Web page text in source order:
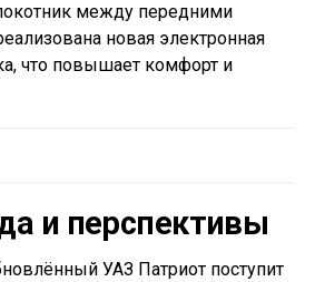
между передними
новая электронная
что повышает комфорт и
и перспективы
УАЗ Патриот поступит